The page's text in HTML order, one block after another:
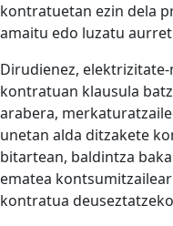
kontratuetan ezin dela
amaitu edo luzatu
Dirudienez,
kontratuan klausula
arabera,
unetan alda ditzakete
bitartean, baldintza
ematea
kontratua